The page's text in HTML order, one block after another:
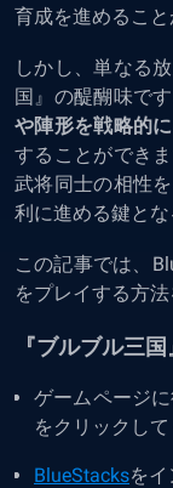
育成を進めること
しかし、単なる
国』の醍醐味で
や陣形を戦略的
することができ
武将同士の相性
利に進める鍵とな
この記事では、
をプレイする方法
『ブルブル三
ゲームページ
をクリックして
BlueStacksを